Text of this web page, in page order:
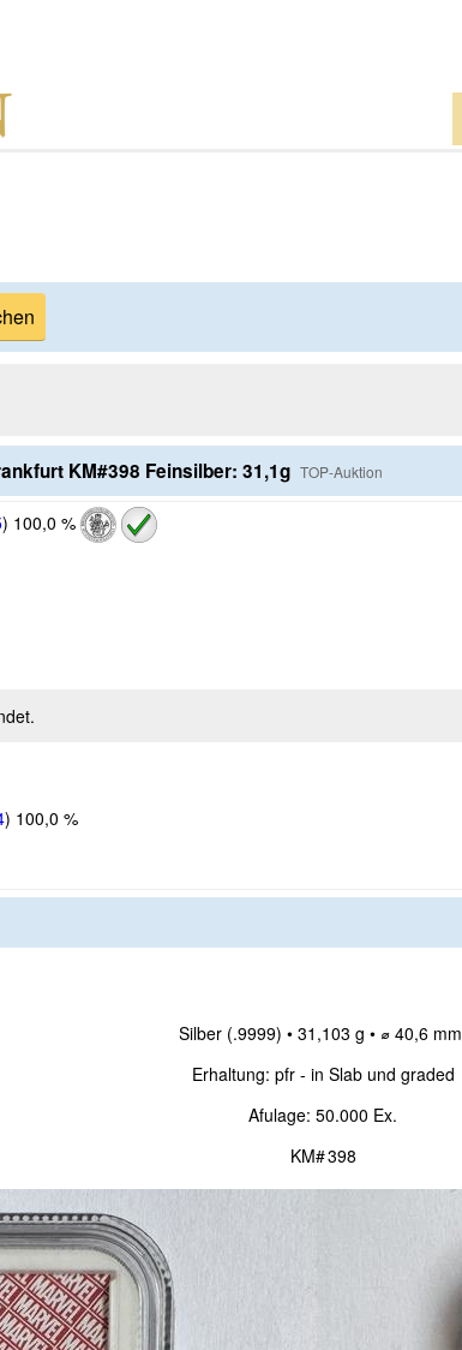
KM#398 Feinsilber: 31,1g TOP-Auktion
) 100,0 %
) 100,0 %
Silber (.9999) • 31,103 g • ⌀ 40,6 mm
Erhaltung: pfr - in Slab und graded
Afulage: 50.000 Ex.
KM# 398